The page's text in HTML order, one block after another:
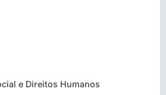
e Direitos Humanos